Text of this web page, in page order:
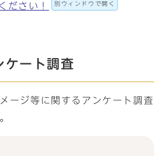
ださい！
別ウィンドウで開く
ケート調査
ージ等に関するアンケート調査